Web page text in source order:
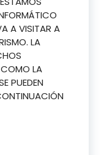
A VISITAR A
LA
LA
PUEDEN